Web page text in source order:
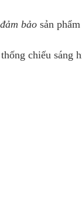
đảm bảo sản
chiếu sáng